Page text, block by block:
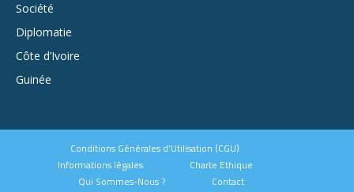
Société
Diplomatie
Côte d’Ivoire
Guinée
Conditions Générales d’Utilisation (CGU)
Informations légales
Charte Ethique
Qui Sommes-Nous ?
Contact